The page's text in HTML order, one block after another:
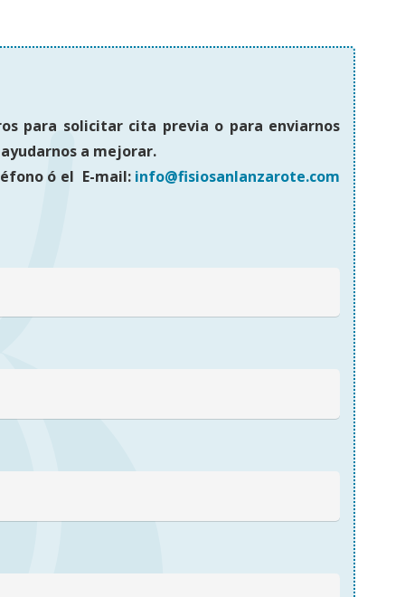
para solicitar cita previa o para enviarnos
a mejorar.
ó el E-mail: info@fisiosanlanzarote.com